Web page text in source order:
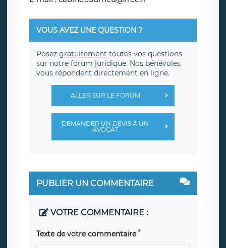
VOUS AVEZ UNE QUESTION ?
Posez gratuitement toutes vos questions
sur notre forum juridique. Nos bénévoles
vous répondent directement en ligne.
ALLER SUR LE FORUM
DEMANDER UN DEVIS À UN
AVOCAT
PUBLIER UN COMMENTAIRE
VOTRE COMMENTAIRE :
Texte de votre commentaire